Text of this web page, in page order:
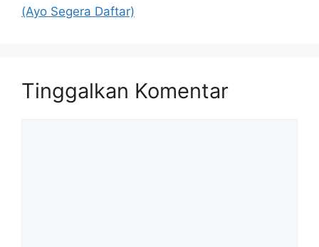
(Ayo Segera Daftar)
Tinggalkan Komentar